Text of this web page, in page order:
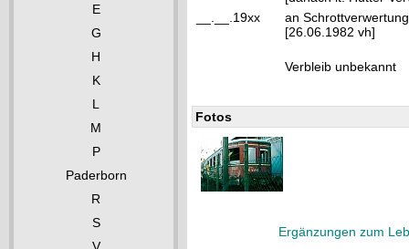
E
G
H
K
L
M
P
Paderborn
R
S
__.__.19xx
an
[26.06.1982 vh]
Verbleib unbekannt
Fotos
Ergänzungen zum